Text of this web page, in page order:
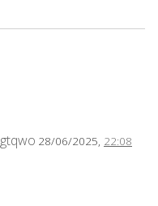
gtqwo 28/06/2025, 22:08